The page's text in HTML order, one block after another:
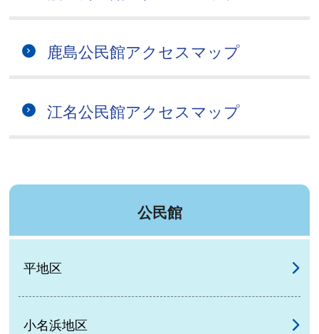
鹿島公民館アクセスマップ
江名公民館アクセスマップ
公民館
平地区
小名浜地区